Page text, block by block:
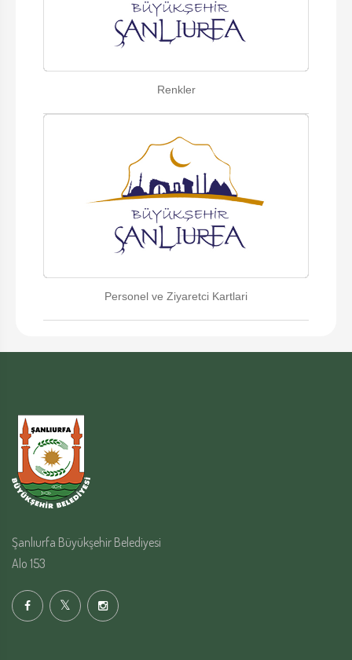
Renkler
Personel ve Ziyaretci Kartlari
Şanlıurfa Büyükşehir Belediyesi
Alo 153